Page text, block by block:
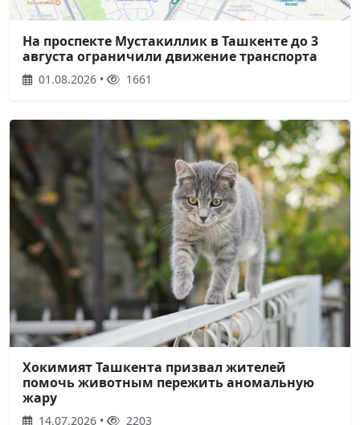
На проспекте Мустакиллик в Ташкенте до 3
августа ограничили движение транспорта
01.08.2026 • 1661
Хокимият Ташкента призвал жителей
помочь животным пережить аномальную
жару
14.07.2026 • 2203